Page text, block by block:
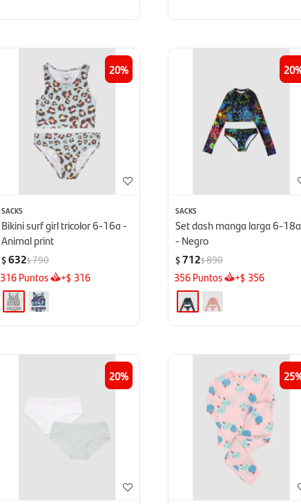
20
SACKS
Bikini surf girl tricolor 6-16a -
Animal print
$632$790
316Puntos +$ 316
20
SACKS
Set dash manga larga 6-18a
- Negro
$712$890
356Puntos +$ 356
20 25